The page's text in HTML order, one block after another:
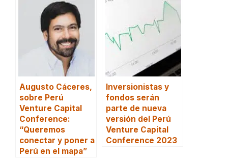
Augusto Cáceres,
sobre Perú
Venture Capital
Conference:
“Queremos
conectar y poner a
Perú en el mapa”
Inversionistas y
fondos serán
parte de nueva
versión del Perú
Venture Capital
Conference 2023